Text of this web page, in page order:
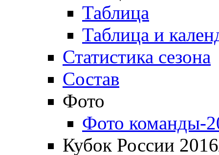
Таблица
Таблица и
Статистика сезона
Состав
Фото
Фото команды-
Кубок России